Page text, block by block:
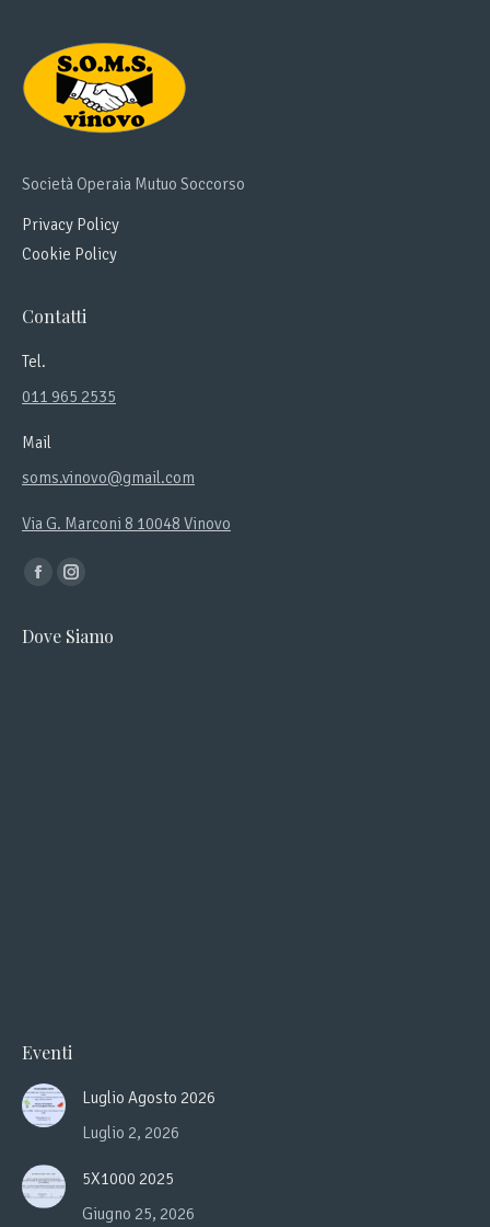
Società Operaia Mutuo Soccorso
Privacy Policy
Cookie Policy
Contatti
Tel.
011 965 2535
Mail
soms.vinovo@gmail.com
Via G. Marconi 8 10048 Vinovo
Ci puoi trovare su:
Facebook
opens
Instagram
opens
Dove Siamo
Eventi
Luglio Agosto 2026
Luglio 2, 2026
5X1000 2025
Giugno 25, 2026